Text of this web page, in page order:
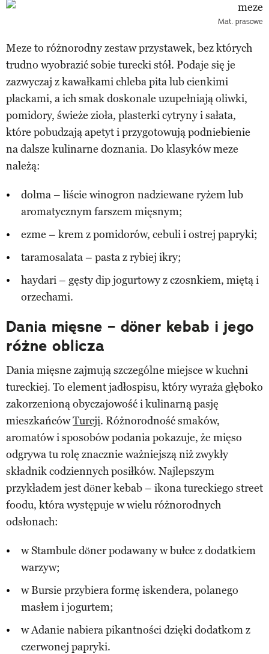
Mat. prasowe
Meze to różnorodny zestaw przystawek, bez których
trudno wyobrazić sobie turecki stół. Podaje się je
zazwyczaj z kawałkami chleba pita lub cienkimi
plackami, a ich smak doskonale uzupełniają oliwki,
pomidory, świeże zioła, plasterki cytryny i sałata,
które pobudzają apetyt i przygotowują podniebienie
na dalsze kulinarne doznania. Do klasyków meze
należą:
dolma – liście winogron nadziewane ryżem lub
aromatycznym farszem mięsnym;
ezme – krem z pomidorów, cebuli i ostrej papryki;
taramosalata – pasta z rybiej ikry;
haydari – gęsty dip jogurtowy z czosnkiem, miętą i
orzechami.
Dania mięsne – döner kebab i jego
różne oblicza
Dania mięsne zajmują szczególne miejsce w kuchni
tureckiej. To element jadłospisu, który wyraża głęboko
zakorzenioną obyczajowość i kulinarną pasję
mieszkańcówTurcji. Różnorodność smaków,
aromatów i sposobów podania pokazuje, że mięso
odgrywa tu rolę znacznie ważniejszą niż zwykły
składnik codziennych posiłków. Najlepszym
przykładem jest döner kebab – ikona tureckiego street
foodu, która występuje w wielu różnorodnych
odsłonach:
w Stambule döner podawany w bułce z dodatkiem
warzyw;
w Bursie przybiera formę iskendera, polanego
masłem i jogurtem;
w Adanie nabiera pikantności dzięki dodatkom z
czerwonej papryki.